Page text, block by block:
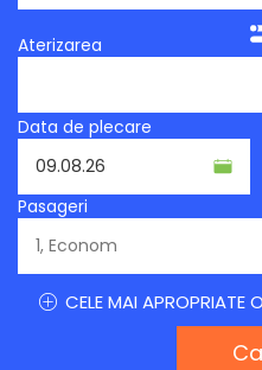
Aterizarea
Data de plecare
Pasageri
CELE MAI APROPRIATE